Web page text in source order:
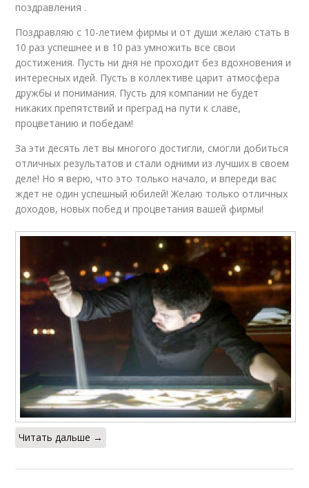
поздравления .
Поздравляю с 10-летием фирмы и от души желаю стать в
10 раз успешнее и в 10 раз умножить все свои
достижения. Пусть ни дня не проходит без вдохновения и
интересных идей. Пусть в коллективе царит атмосфера
дружбы и понимания. Пусть для компании не будет
никаких препятствий и преград на пути к славе,
процветанию и победам!
За эти десять лет вы многого достигли, смогли добиться
отличных результатов и стали одними из лучших в своем
деле! Но я верю, что это только начало, и впереди вас
ждет не один успешный юбилей! Желаю только отличных
доходов, новых побед и процветания вашей фирмы!
Читать дальше →